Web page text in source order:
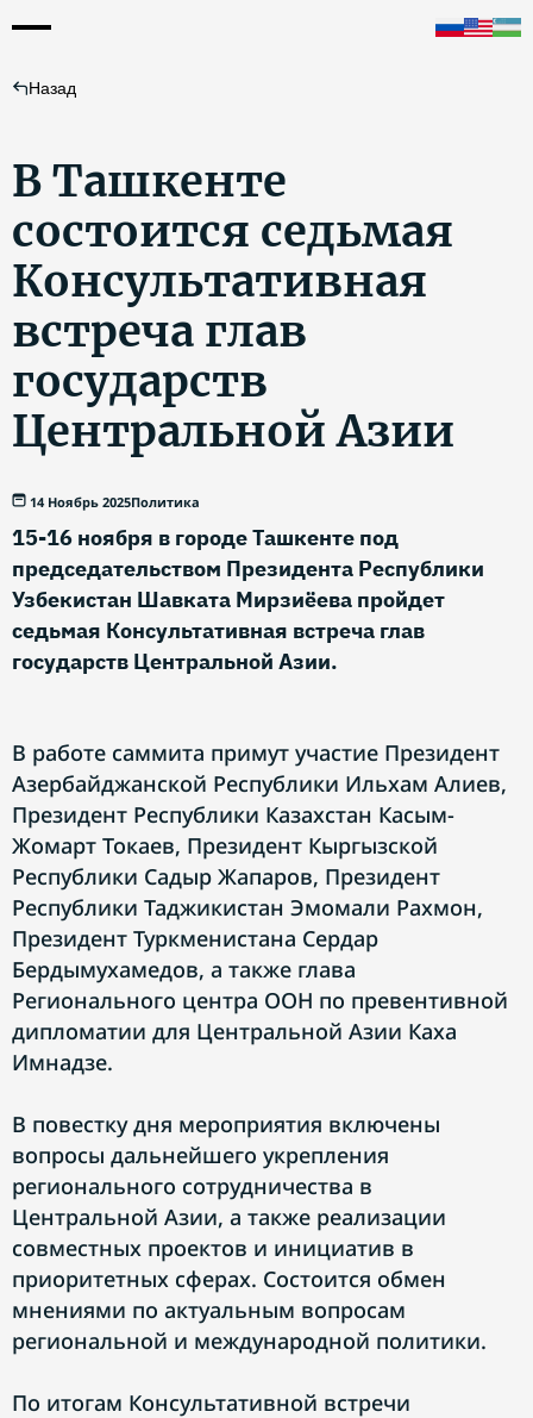
Назад
В Ташкенте
состоится седьмая
Консультативная
встреча глав
государств
Центральной Азии
14 Ноябрь 2025Политика
15-16 ноября в городе Ташкенте под
председательством Президента Республики
Узбекистан Шавката Мирзиёева пройдет
седьмая Консультативная встреча глав
государств Центральной Азии.
В работе саммита примут участие Президент
Азербайджанской Республики Ильхам Алиев,
Президент Республики Казахстан Касым-
Жомарт Токаев, Президент Кыргызской
Республики Садыр Жапаров, Президент
Республики Таджикистан Эмомали Рахмон,
Президент Туркменистана Сердар
Бердымухамедов, а также глава
Регионального центра ООН по превентивной
дипломатии для Центральной Азии Каха
Имнадзе.
В повестку дня мероприятия включены
вопросы дальнейшего укрепления
регионального сотрудничества в
Центральной Азии, а также реализации
совместных проектов и инициатив в
приоритетных сферах. Состоится обмен
мнениями по актуальным вопросам
региональной и международной политики.
По итогам Консультативной встречи